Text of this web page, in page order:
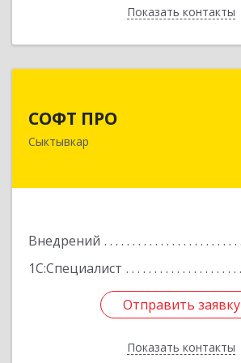
Показать контакты
Назад
СОФТ ПРО
Сыктывкар
Внедрений
1С:Специалист
Отправить заявку
Показать контакты
Отправить заявку
Назад